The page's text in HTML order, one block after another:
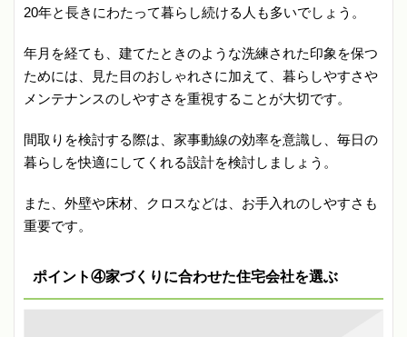
20年と長きにわたって暮らし続ける人も多いでしょう。
年月を経ても、建てたときのような洗練された印象を保つ
ためには、見た目のおしゃれさに加えて、暮らしやすさや
メンテナンスのしやすさを重視することが大切です。
間取りを検討する際は、家事動線の効率を意識し、毎日の
暮らしを快適にしてくれる設計を検討しましょう。
また、外壁や床材、クロスなどは、お手入れのしやすさも
重要です。
ポイント④家づくりに合わせた住宅会社を選ぶ